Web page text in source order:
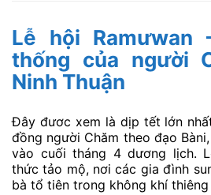
Lễ hội Ramưwan
thống của người
Ninh Thuận
Đây đươc xem là dịp tết lớn
đồng người Chăm theo đạo
vào cuối tháng 4 dương lịch.
thức tảo mộ, nơi các gia đình
bà tổ tiên trong không khí